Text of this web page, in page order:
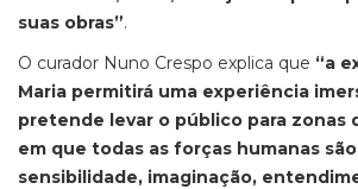
suas obras”.
O curador Nuno Crespo explica que “a
Maria permitirá uma experiência
pretende levar o público para zonas
em que todas as forças humanas
sensibilidade, imaginação,